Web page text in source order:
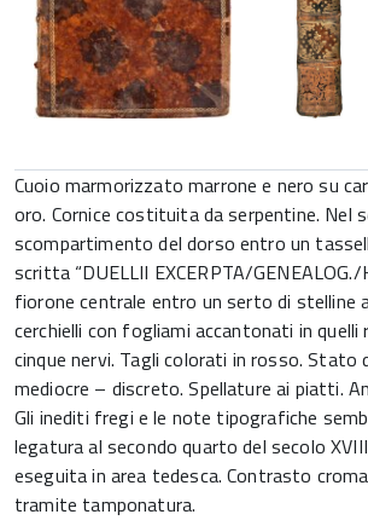
Cuoio marmorizzato marrone e nero su
oro. Cornice costituita da serpentine. Nel
scompartimento del dorso entro un
scritta “DUELLII EXCERPTA/GENEALOG./
fiorone centrale entro un serto di stelline
cerchielli con fogliami accantonati in quelli
cinque nervi. Tagli colorati in rosso. Stato
mediocre – discreto. Spellature ai piatti.
Gli inediti fregi e le note tipografiche
legatura al secondo quarto del secolo
eseguita in area tedesca. Contrasto
tramite tamponatura.